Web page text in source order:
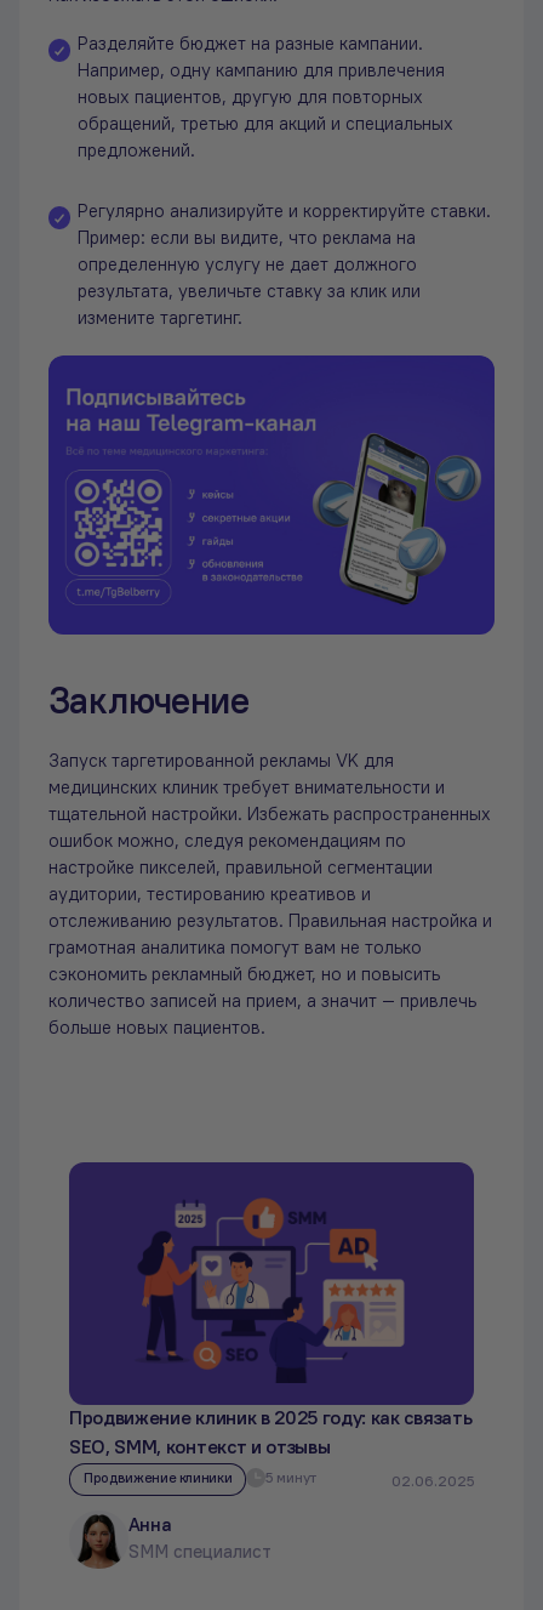
Разделяйте бюджет на разные кампании.
Например, одну кампанию для привлечения
новых пациентов, другую для повторных
обращений, третью для акций и специальных
предложений.
Регулярно анализируйте и корректируйте ставки.
Пример: если вы видите, что реклама на
определенную услугу не дает должного
результата, увеличьте ставку за клик или
измените таргетинг.
Заключение
Запуск таргетированной рекламы VK для
медицинских клиник требует внимательности и
тщательной настройки. Избежать распространенных
ошибок можно, следуя рекомендациям по
настройке пикселей, правильной сегментации
аудитории, тестированию креативов и
отслеживанию результатов. Правильная настройка и
грамотная аналитика помогут вам не только
сэкономить рекламный бюджет, но и повысить
количество записей на прием, а значит — привлечь
больше новых пациентов.
Продвижение клиник в 2025 году: как связать
SEO, SMM, контекст и отзывы
Продвижение клиники 5 минут 02.06.2025
Анна
SMM специалист